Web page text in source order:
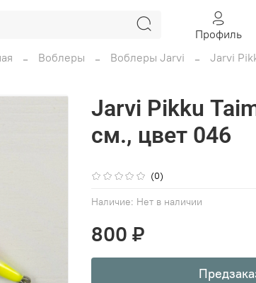
Профиль
Воблеры Воблеры Jarvi Jarvi
(0)
Наличие: Нет в наличии
Jarvi Pikku
см., цвет 046
800 ₽